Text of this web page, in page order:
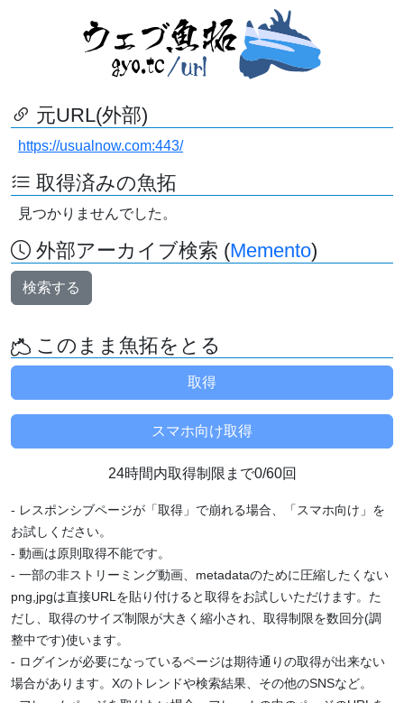
元URL(外部)
https://usualnow.com:443/
取得済みの魚拓
見つかりませんでした。
外部アーカイブ検索 (Memento)
検索する
このまま魚拓をとる
24時間内取得制限まで0/60回
- レスポンシブページが「取得」で崩れる場合、「スマホ向け」を
お試しください。
- 動画は原則取得不能です。
- 一部の非ストリーミング動画、metadataのために圧縮したくない
png,jpgは直接URLを貼り付けると取得をお試しいただけます。た
だし、取得のサイズ制限が大きく縮小され、取得制限を数回分(調
整中です)使います。
- ログインが必要になっているページは期待通りの取得が出来ない
場合があります。Xのトレンドや検索結果、その他のSNSなど。